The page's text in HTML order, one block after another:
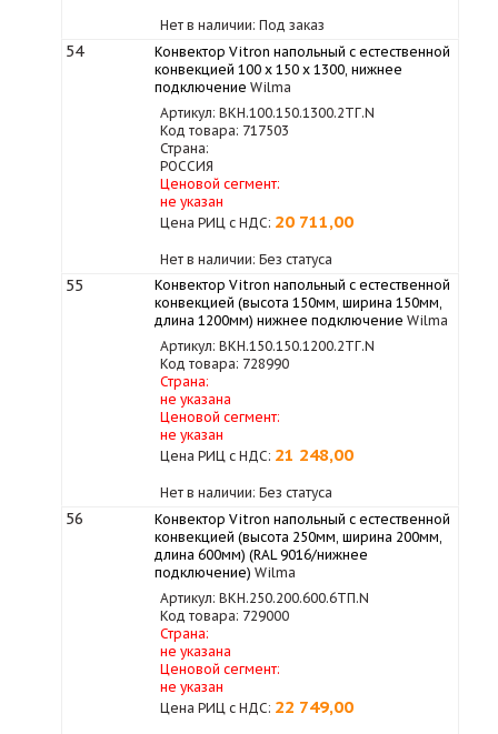
Нет в наличии: Под заказ
54
Конвектор Vitron напольный с естественной
конвекцией 100 х 150 х 1300, нижнее
подключение Wilma
Артикул: ВКН.100.150.1300.2ТГ.N
Код товара: 717503
Страна:
РОССИЯ
Ценовой сегмент:
не указан
Цена РИЦ с НДС: 20 711,00
Нет в наличии: Без статуса
55
Конвектор Vitron напольный с естественной
конвекцией (высота 150мм, ширина 150мм,
длина 1200мм) нижнее подключение Wilma
Артикул: ВКН.150.150.1200.2ТГ.N
Код товара: 728990
Страна:
не указана
Ценовой сегмент:
не указан
Цена РИЦ с НДС: 21 248,00
Нет в наличии: Без статуса
56
Конвектор Vitron напольный с естественной
конвекцией (высота 250мм, ширина 200мм,
длина 600мм) (RAL 9016/нижнее
подключение) Wilma
Артикул: ВКН.250.200.600.6ТП.N
Код товара: 729000
Страна:
не указана
Ценовой сегмент:
не указан
Цена РИЦ с НДС: 22 749,00